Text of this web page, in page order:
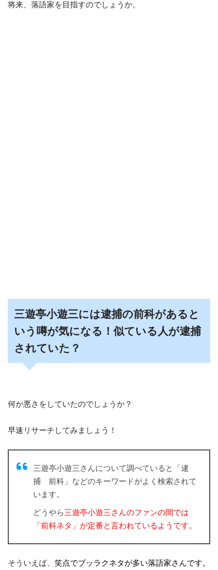
将来、落語家を目指すのでしょうか。
三遊亭小遊三には逮捕の前科があると
いう噂が気になる！似ている人が逮捕
されていた？
何か悪さをしていたのでしょうか？
早速リサーチしてみましょう！
三遊亭小遊三さんについて調べていると「逮
捕 前科」などのキーワードがよく検索されて
います。
どうやら三遊亭小遊三さんのファンの間では
「前科ネタ」が定番と言われているようです。
そういえば、 笑点でブッラクネタが多い落語家さんです。